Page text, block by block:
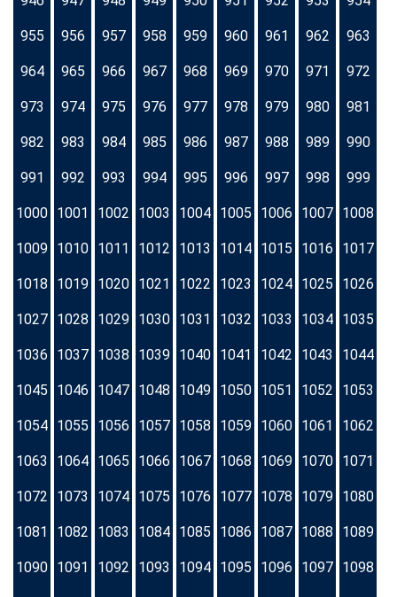
955 956 957 958 959 960 961 962 963
964 965 966 967 968 969 970 971 972
973 974 975 976 977 978 979 980 981
982 983 984 985 986 987 988 989 990
991 992 993 994 995 996 997 998 999
1000 1001 1002 1003 1004 1005 1006 1007 1008
1009 1010 1011 1012 1013 1014 1015 1016 1017
1018 1019 1020 1021 1022 1023 1024 1025 1026
1027 1028 1029 1030 1031 1032 1033 1034 1035
1036 1037 1038 1039 1040 1041 1042 1043 1044
1045 1046 1047 1048 1049 1050 1051 1052 1053
1054 1055 1056 1057 1058 1059 1060 1061 1062
1063 1064 1065 1066 1067 1068 1069 1070 1071
1072 1073 1074 1075 1076 1077 1078 1079 1080
1081 1082 1083 1084 1085 1086 1087 1088 1089
1090 1091 1092 1093 1094 1095 1096 1097 1098